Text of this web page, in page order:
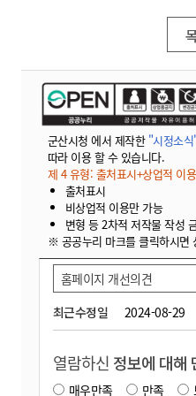
군산시청 에서 제작한 "시정소
따라 이용 할 수 있습니다.
제 4 유형: 출처표시+상업적 이
출처표시
비상업적 이용만 가능
변형 등 2차적 저작물 작성
※ 공공누리 마크를 클릭하시면
최근수정일 2024-08-29
홈페이지 개선의견
열람하신 정보에 대해
매우만족 만족